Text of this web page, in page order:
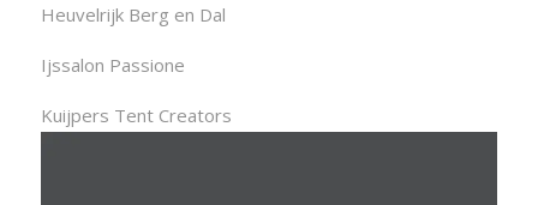
Heuvelrijk Berg en Dal
Ijssalon Passione
Kuijpers Tent Creators